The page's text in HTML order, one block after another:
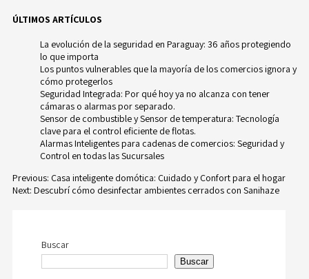
ÚLTIMOS ARTÍCULOS
La evolución de la seguridad en Paraguay: 36 años protegiendo
lo que importa
Los puntos vulnerables que la mayoría de los comercios ignora y
cómo protegerlos
Seguridad Integrada: Por qué hoy ya no alcanza con tener
cámaras o alarmas por separado.
Sensor de combustible y Sensor de temperatura: Tecnología
clave para el control eficiente de flotas.
Alarmas Inteligentes para cadenas de comercios: Seguridad y
Control en todas las Sucursales
entradas
Previous: Casa inteligente domótica: Cuidado y Confort para el hogar
Next: Descubrí cómo desinfectar ambientes cerrados con Sanihaze
Buscar
Buscar